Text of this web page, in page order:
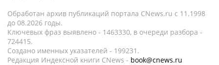
Обработан архив публикаций портала CNews.ru c 11.1998
до 08.2026 годы.
Ключевых фраз выявлено - 1463330, в очереди разбора -
724415.
Создано именных указателей - 199231.
Редакция Индексной книги CNews - book@cnews.ru